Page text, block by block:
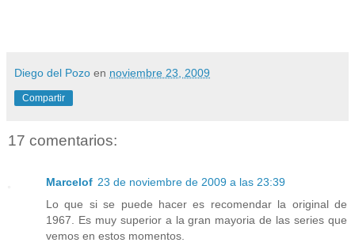
Diego del Pozo en noviembre 23, 2009
Compartir
17 comentarios:
Marcelof 23 de noviembre de 2009 a las 23:39
Lo que si se puede hacer es recomendar la original de
1967. Es muy superior a la gran mayoria de las series que
vemos en estos momentos.